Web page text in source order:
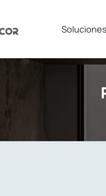
Soluciones​